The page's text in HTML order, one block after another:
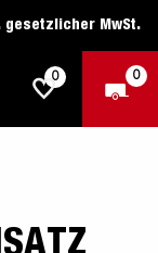
gesetzlicher MwSt.
0 0